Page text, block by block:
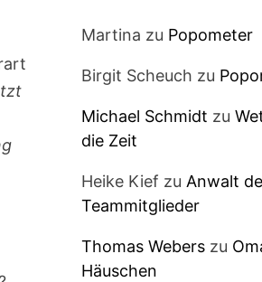
Martina zu Popometer
Birgit Scheuch zu
Michael Schmidt zu
die Zeit
Heike Kief zu Anwalt
Teammitglieder
Thomas Weberszu
Häuschen